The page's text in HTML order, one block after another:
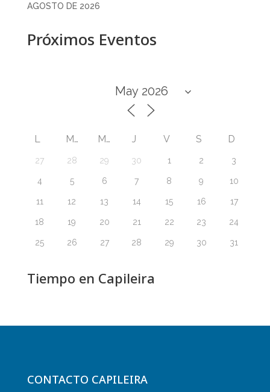
AGOSTO DE 2026
Próximos Eventos
L M M J V S D
27 28 29 30 1 2 3
4 5 6 7 8 9 10
11 12 13 14 15 16 17
18 19 20 21 22 23 24
25 26 27 28 29 30 31
Tiempo en Capileira
CONTACTO CAPILEIRA